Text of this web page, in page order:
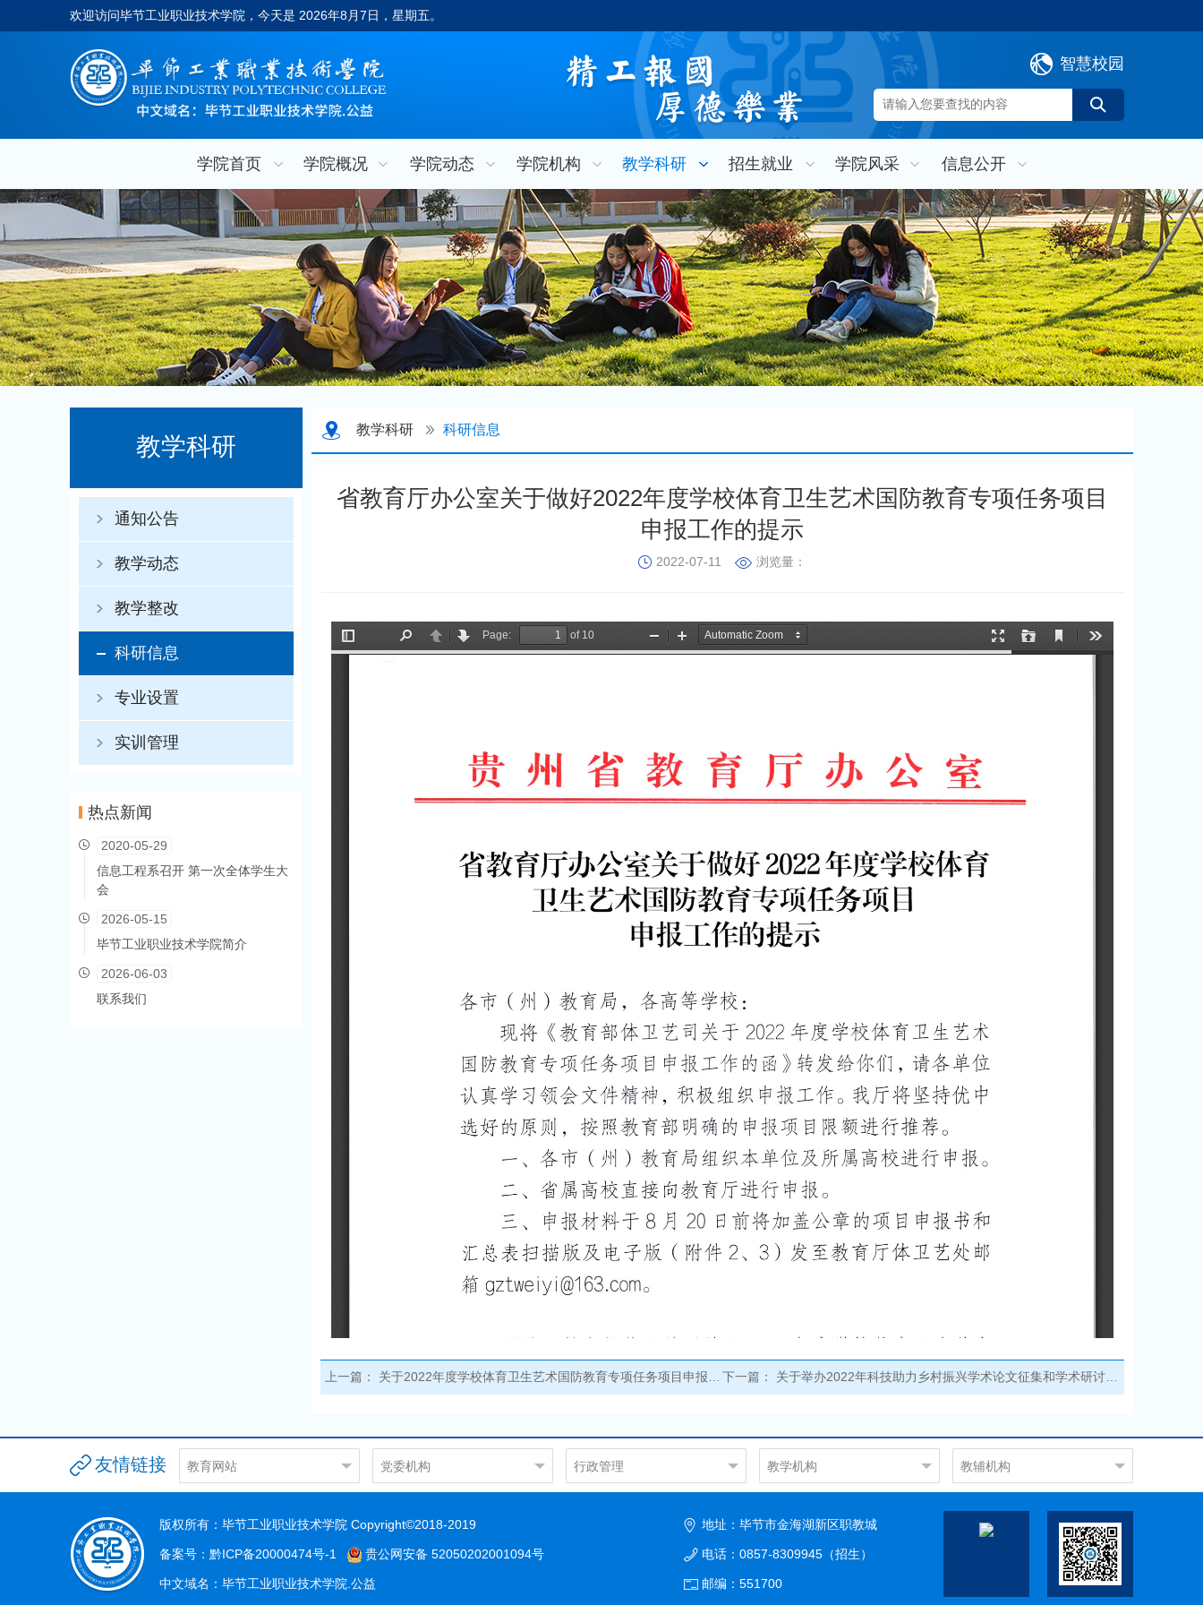
智慧校园
欢迎访问毕节工业职业技术学院，今天是 2026年8月7日，星期五。
学院首页 学院概况 学院动态 学院机构 教学科研 招生就业 学院风采 信息公开
教学科研
通知公告
教学动态
教学整改
科研信息
专业设置
实训管理
热点新闻
2020-05-29
信息工程系召开 第一次全体学生大
会
2026-05-15
毕节工业职业技术学院简介
2026-06-03
联系我们
教学科研 科研信息
省教育厅办公室关于做好2022年度学校体育卫生艺术国防教育专项任务项目
申报工作的提示
2022-07-11 浏览量：
上一篇： 关于2022年度学校体育卫生艺术国防教育专项任务项目申报工作的通知 下一篇： 关于举办2022年科技助力乡村振兴学术论文征集和学术研讨活动的通知
友情链接
教育网站
贵州省教育门户网站
贵州省教育厅
高职教育网
党委机构
党政办公室
行政管理
学院办公室
教学机构
机电工程系
汽车工程系
信息工程系
社会服务系
教辅机构
图书馆
现代教育信息中心
科研实训中心
版权所有：毕节工业职业技术学院 Copyright©2018-2019
备案号：黔ICP备20000474号-1 贵公网安备 52050202001094号
中文域名：毕节工业职业技术学院.公益
地址：毕节市金海湖新区职教城
电话：0857-8309945（招生）
邮编：551700